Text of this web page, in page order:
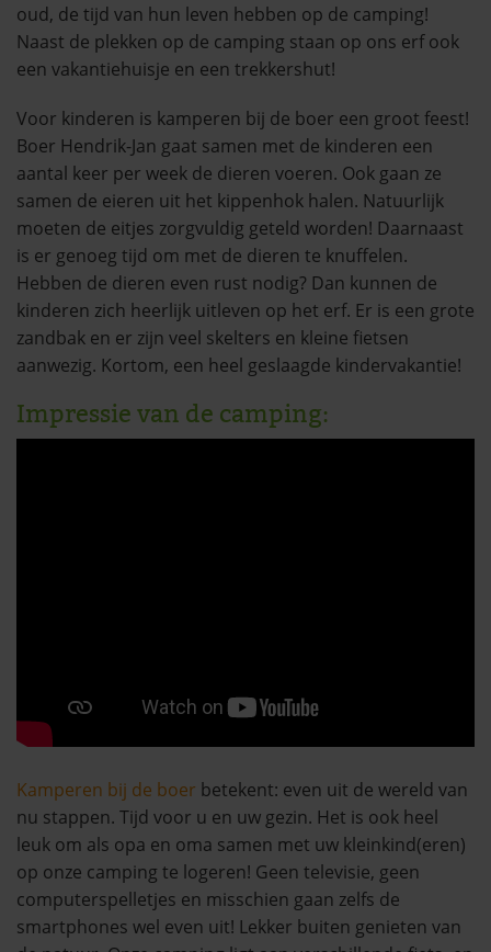
oud, de tijd van hun leven hebben op de camping!
Naast de plekken op de camping staan op ons erf ook
een vakantiehuisje en een trekkershut!
Voor kinderen is kamperen bij de boer een groot feest!
Boer Hendrik-Jan gaat samen met de kinderen een
aantal keer per week de dieren voeren. Ook gaan ze
samen de eieren uit het kippenhok halen. Natuurlijk
moeten de eitjes zorgvuldig geteld worden! Daarnaast
is er genoeg tijd om met de dieren te knuffelen.
Hebben de dieren even rust nodig? Dan kunnen de
kinderen zich heerlijk uitleven op het erf. Er is een grote
zandbak en er zijn veel skelters en kleine fietsen
aanwezig. Kortom, een heel geslaagde kindervakantie!
Impressie van de camping:
Kamperen bij de boer betekent: even uit de wereld van
nu stappen. Tijd voor u en uw gezin. Het is ook heel
leuk om als opa en oma samen met uw kleinkind(eren)
op onze camping te logeren! Geen televisie, geen
computerspelletjes en misschien gaan zelfs de
smartphones wel even uit! Lekker buiten genieten van